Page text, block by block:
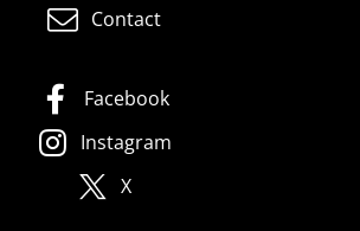
Contact
Facebook
Instagram
X